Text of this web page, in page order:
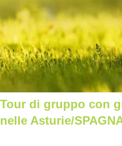
Tour di gruppo con
nelle Asturie/